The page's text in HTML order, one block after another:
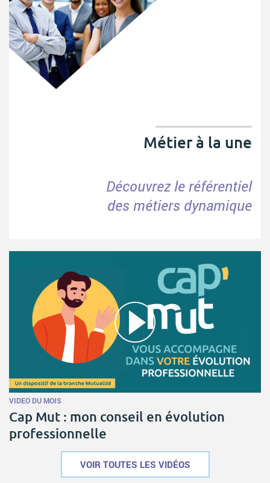
L’Observatoire des Métiers
Référentiel des métiers
Certifications professionnelles
Parcours d’intégration
Politique handicap
Métier à la une
Découvrez le référentiel
des métiers dynamique
VIDEO DU MOIS
Cap Mut : mon conseil en évolution
professionnelle
VOIR TOUTES LES VIDÉOS